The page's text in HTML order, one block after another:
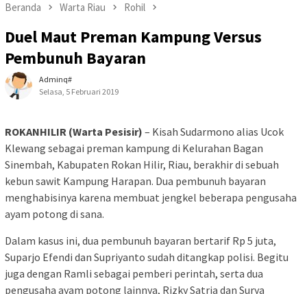
Beranda Warta Riau Rohil
Duel Maut Preman Kampung Versus
Pembunuh Bayaran
Adminq#
Selasa, 5 Februari 2019
ROKANHILIR (Warta Pesisir) – Kisah Sudarmono alias Ucok
Klewang sebagai preman kampung di Kelurahan Bagan
Sinembah, Kabupaten Rokan Hilir, Riau, berakhir di sebuah
kebun sawit Kampung Harapan. Dua pembunuh bayaran
menghabisinya karena membuat jengkel beberapa pengusaha
ayam potong di sana.
Dalam kasus ini, dua pembunuh bayaran bertarif Rp 5 juta,
Suparjo Efendi dan Supriyanto sudah ditangkap polisi. Begitu
juga dengan Ramli sebagai pemberi perintah, serta dua
pengusaha ayam potong lainnya, Rizky Satria dan Surya